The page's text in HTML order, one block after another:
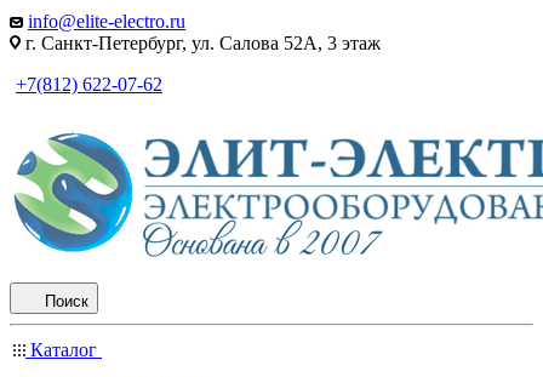
info@elite-electro.ru
г. Санкт-Петербург, ул. Салова 52А, 3 этаж
+7(812) 622-07-62
Поиск
Каталог